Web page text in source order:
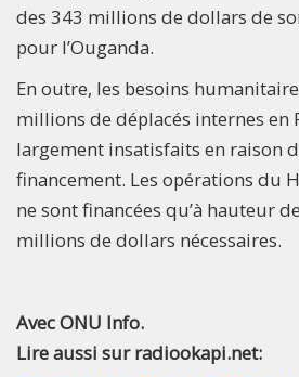
des 343 millions de dollars de
pour l’Ouganda.
En outre, les besoins
millions de déplacés internes en
largement insatisfaits en raison
financement. Les opérations du
ne sont financées qu’à hauteur
millions de dollars nécessaires.
Avec ONU Info.
Lire aussi sur radiookapi.net: